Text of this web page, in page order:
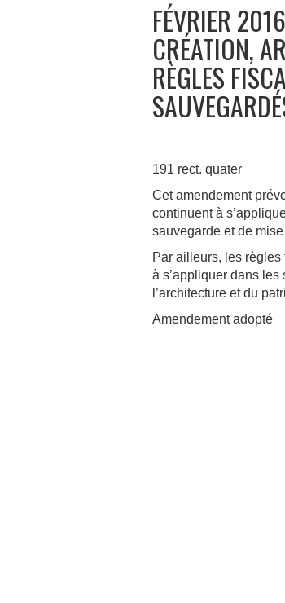
FÉVRIER
CRÉATION,
RÈGLES
191 rect. quater
Cet amendement
continuent à
sauvegarde et de
Par ailleurs, les
à s’appliquer dans
l’architecture et du
Amendement adopté